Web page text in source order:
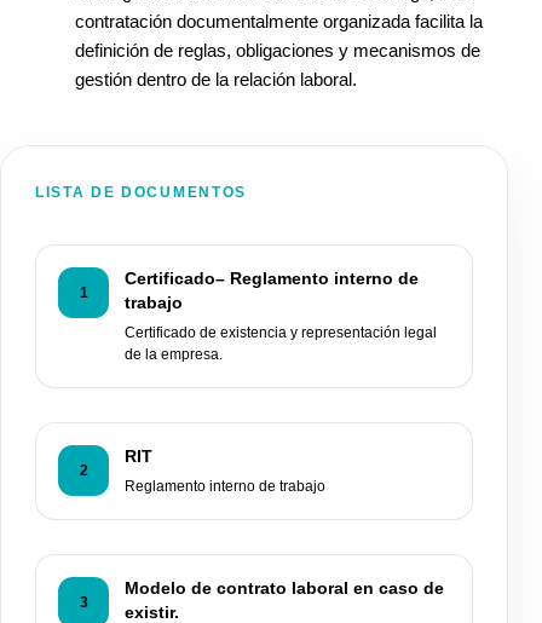
contratación documentalmente organizada facilita la
definición de reglas, obligaciones y mecanismos de
gestión dentro de la relación laboral.
LISTA DE DOCUMENTOS
1
Certificado– Reglamento interno de
trabajo
Certificado de existencia y representación legal
de la empresa.
2
RIT
Reglamento interno de trabajo
3
Modelo de contrato laboral en caso de
existir.